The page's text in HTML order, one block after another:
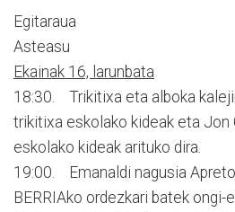
Egitaraua
Asteasu
Ekainak 16, larunbata
18:30. Trikitixa eta alboka
trikitixa eskolako kideak eta Jon
eskolako kideak arituko dira.
19:00. Emanaldi nagusia
BERRIAko ordezkari batek ongi-